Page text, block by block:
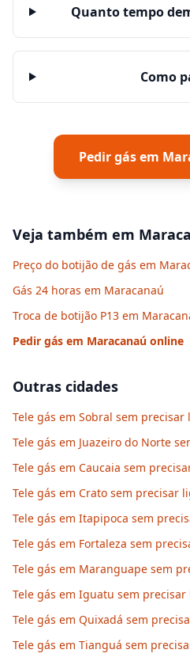
Quanto tempo
Como
Pedir gás em
Veja também em
Preço do botijão de gás em
Gás 24 horas em Maracanaú
Troca de botijão P13 em
Pedir gás em Maracanaú online
Outras cidades
Tele gás em Sobral sem precisar
Tele gás em Juazeiro do Norte
Tele gás em Caucaia sem
Tele gás em Crato sem precisar
Tele gás em Itapipoca sem
Tele gás em Fortaleza sem
Tele gás em Maranguape sem
Tele gás em Iguatu sem
Tele gás em Quixadá sem
Tele gás em Tianguá sem